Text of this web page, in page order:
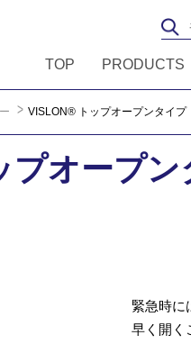
TOP PRODUCTS
VISLON® トップオープンタイプ
オープン
緊急時に
早く開く